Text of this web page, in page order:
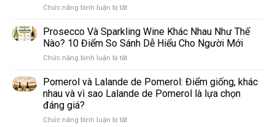
Chức năng bình luận bị tắtở
giống
nho
trắng
làm
vang
phổ
thế
Prosecco Và Sparkling Wine Khác Nhau Như Thế
Nào? 10 Điểm So Sánh Dễ Hiểu Cho Người Mới
Chức năng bình luận bị tắtở
Và
Sparkling
Wine
Nhau
Pomerol và Lalande de Pomerol: Điểm giống, khác
nhau và vì sao Lalande de Pomerol là lựa chọn
đáng giá?
Chức năng bình luận bị tắtở